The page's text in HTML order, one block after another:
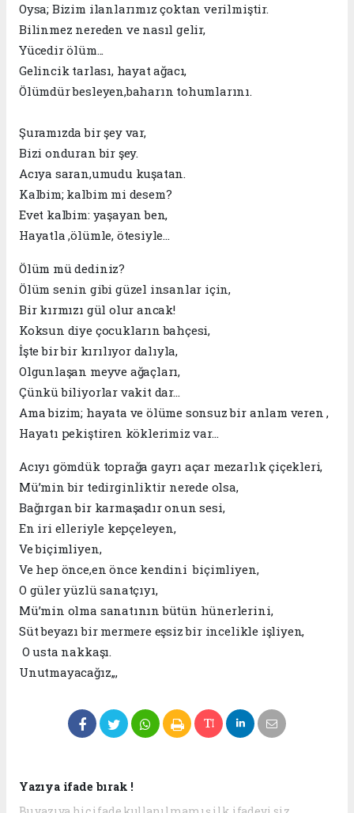
Oysa; Bizim ilanlarımız çoktan verilmiştir.
Bilinmez nereden ve nasıl gelir,
Yücedir ölüm...
Gelincik tarlası, hayat ağacı,
Ölümdür besleyen,baharın tohumlarını.
Şuramızda bir şey var,
Bizi onduran bir şey.
Acıya saran,umudu kuşatan.
Kalbim; kalbim mi desem?
Evet kalbim: yaşayan ben,
Hayatla ,ölümle, ötesiyle…
Ölüm mü dediniz?
Ölüm senin gibi güzel insanlar için,
Bir kırmızı gül olur ancak!
Koksun diye çocukların bahçesi,
İşte bir bir kırılıyor dalıyla,
Olgunlaşan meyve ağaçları,
Çünkü biliyorlar vakit dar...
Ama bizim; hayata ve ölüme sonsuz bir anlam veren ,
Hayatı pekiştiren köklerimiz var…
Acıyı gömdük toprağa gayrı açar mezarlık çiçekleri,
Mü’min bir tedirginliktir nerede olsa,
Bağırgan bir karmaşadır onun sesi,
En iri elleriyle kepçeleyen,
Ve biçimliyen,
Ve hep önce,en önce kendini biçimliyen,
O güler yüzlü sanatçıyı,
Mü’min olma sanatının bütün hünerlerini,
Süt beyazı bir mermere eşsiz bir incelikle işliyen,
O usta nakkaşı.
Unutmayacağız,,,
Yazıya ifade bırak !